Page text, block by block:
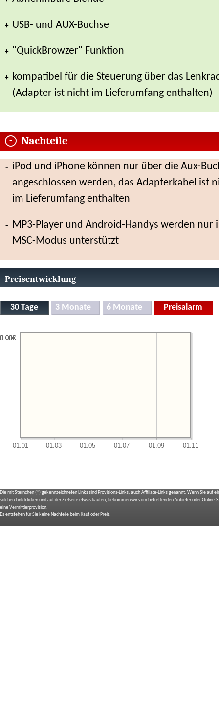
USB- und AUX-Buchse
"QuickBrowzer" Funktion
kompatibel für die Steuerung über das
(Adapter ist nicht im Lieferumfang enthalten)
Nachteile
iPod und iPhone können nur über die Aux-
angeschlossen werden, das Adapterkabel ist
im Lieferumfang enthalten
MP3-Player und Android-Handys werden nur
MSC-Modus unterstützt
Preisentwicklung
Die mit Sternchen (*) gekennzeichneten Links sind Provisions-Links, auch Affiliate-Links genannt. Wenn Sie auf
solchen Link klicken und auf der Zielseite etwas kaufen, bekommen wir vom betreffenden Anbieter oder Online-
eine Vermittlerprovision.
Es entstehen für Sie keine Nachteile beim Kauf oder Preis.